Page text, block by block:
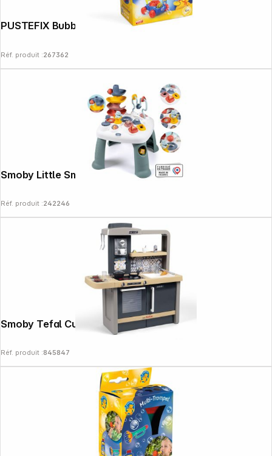
PUSTEFIX Bubble-Mower Rasenmäher
Réf. produit :267362
Smoby Little Smoby Table d'activités
Réf. produit :242246
Smoby Tefal Cuisine pour enfant Evo
Réf. produit :845847